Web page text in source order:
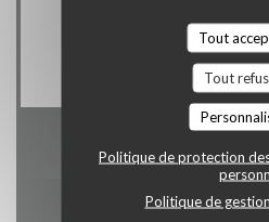
Tout
Tout
Politique de protection
Politique de
Eurocard/Mastercard,
Express,